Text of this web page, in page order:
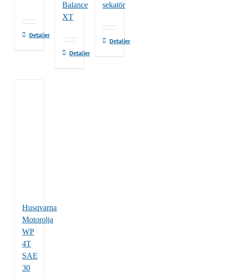
Detaljer
Balance
XT
Detaljer
sekatör
Detaljer
Husqvarna
Motorolja
WP
4T
SAE
30